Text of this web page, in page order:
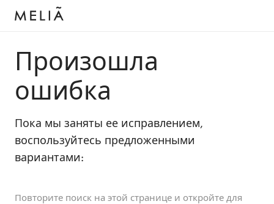
Произошла
ошибка
Пока мы заняты ее исправлением,
воспользуйтесь предложенными
вариантами:
Повторите поиск на этой странице и откройте для